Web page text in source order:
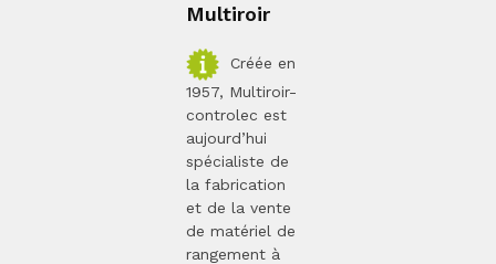
Multiroir
Créée en
1957, Multiroir-
controlec est
aujourd’hui
spécialiste de
la fabrication
et de la vente
de matériel de
rangement à